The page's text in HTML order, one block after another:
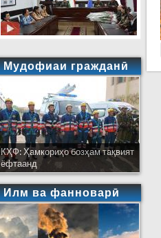
Мудофиаи гражданӣ
КҲФ: Ҳамкориҳо бозҳам тақвият
ёфтаанд
Илм ва фанноварӣ